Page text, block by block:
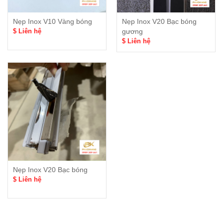
Nẹp Inox V10 Vàng bóng
$ Liên hệ
Nẹp Inox V20 Bạc bóng
gương
$ Liên hệ
Nẹp Inox V20 Bạc bóng
$ Liên hệ